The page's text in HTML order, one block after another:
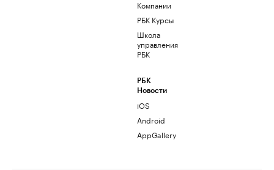
Компании
РБК Курсы
Школа
управления
РБК
РБК
Новости
iOS
Android
AppGallery